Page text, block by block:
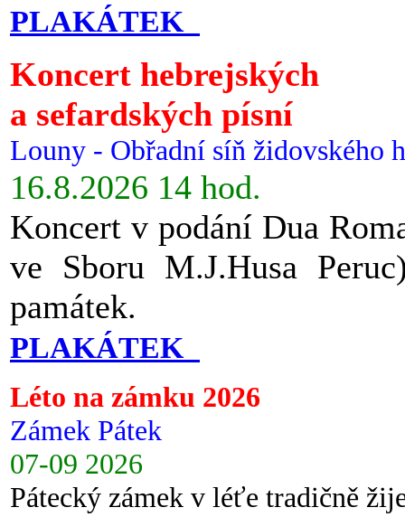
PLAKÁTEK
Koncert hebrejských
a sefardských písní
Louny - Obřadní síň židovského
16.8.2026 14 hod.
Koncert v podání Dua
ve Sboru M.J.Husa
památek.
PLAKÁTEK
Léto na zámku 2026
Zámek Pátek
07-09 2026
Pátecký zámek v léťe tradičně